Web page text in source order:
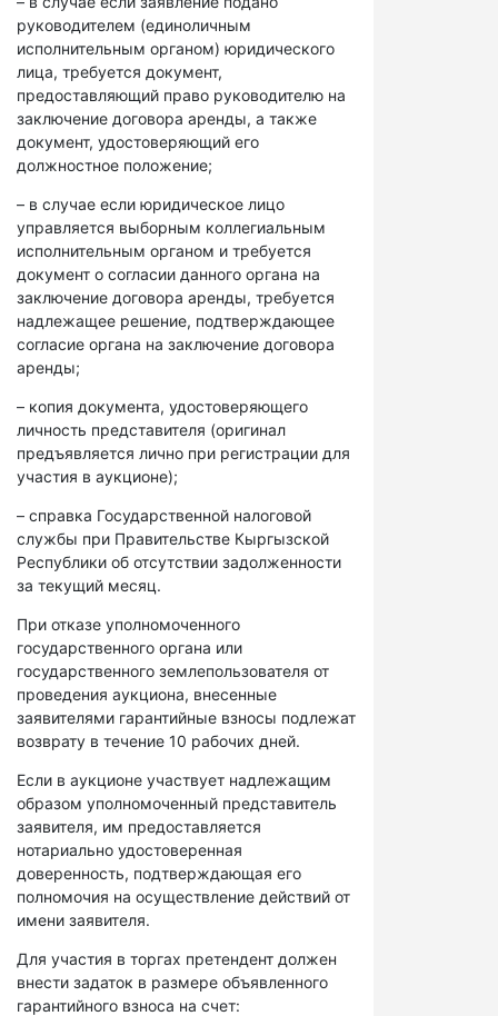
руководителем (единоличным
исполнительным органом) юридического
лица, требуется документ,
предоставляющий право руководителю на
заключение договора аренды, а также
документ, удостоверяющий его
должностное положение;
– в случае если юридическое лицо
управляется выборным коллегиальным
исполнительным органом и требуется
документ о согласии данного органа на
заключение договора аренды, требуется
надлежащее решение, подтверждающее
согласие органа на заключение договора
аренды;
– копия документа, удостоверяющего
личность представителя (оригинал
предъявляется лично при регистрации для
участия в аукционе);
– справка Государственной налоговой
службы при Правительстве Кыргызской
Республики об отсутствии задолженности
за текущий месяц.
При отказе уполномоченного
государственного органа или
государственного землепользователя от
проведения аукциона, внесенные
заявителями гарантийные взносы подлежат
возврату в течение 10 рабочих дней.
Если в аукционе участвует надлежащим
образом уполномоченный представитель
заявителя, им предоставляется
нотариально удостоверенная
доверенность, подтверждающая его
полномочия на осуществление действий от
имени заявителя.
Для участия в торгах претендент должен
внести задаток в размере объявленного
гарантийного взноса на счет: